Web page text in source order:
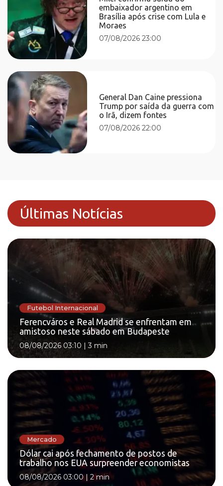
embaixador argentino em
Brasília após crise com Lula e
Moraes
07/08/2026 23:00
General Dan Caine pressiona
Trump por saída da guerra com
o Irã, dizem fontes
07/08/2026 22:00
Últimas Notícias
Futebol Internacional
Ferencváros e Real Madrid se enfrentam em
amistoso neste sábado em Budapeste
08/08/2026 03:10 |3 min
Mercado
Dólar cai após fechamento de postos de
trabalho nos EUA surpreender economistas
08/08/2026 03:00|2 min